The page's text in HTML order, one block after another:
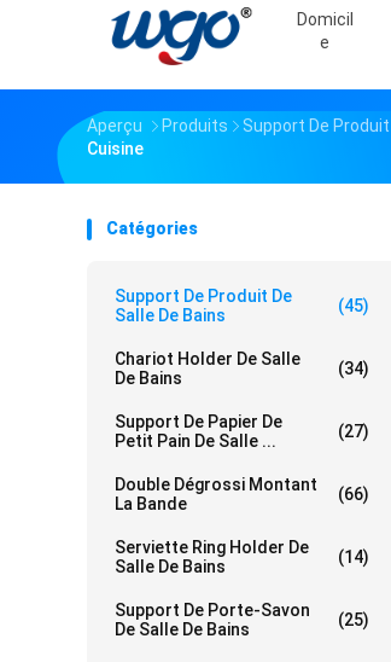
Domicil
E
Aperçu Produits Support De
Cuisine
Catégories
Support De Produit De
Salle De Bains
(45)
Chariot Holder De Salle
De Bains
(34)
Support De Papier De
Petit Pain De Salle ...
(27)
Double Dégrossi Montant
La Bande
(66)
Serviette Ring Holder De
Salle De Bains
(14)
Support De Porte-Savon
De Salle De Bains
(25)